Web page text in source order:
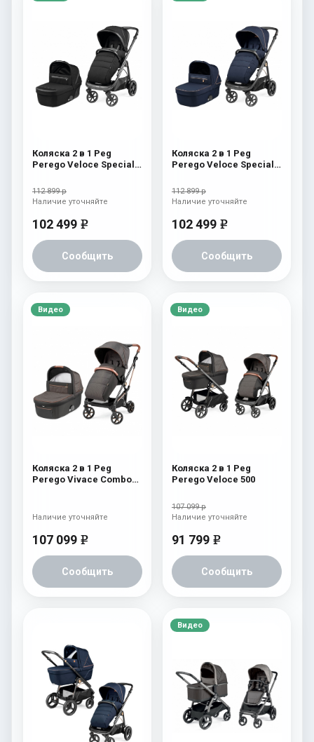
Коляска 2 в 1 Peg
Perego Veloce Special
112 899 р
102 499 e
Сообщить
Наличие уточняйте
Коляска 2 в 1 Peg
Perego Veloce Special
112 899 р
102 499 e
Сообщить
Наличие уточняйте
Видео
Коляска 2 в 1 Peg
Perego Vivace Combo
107 099 e
Сообщить
Наличие уточняйте
Видео
Коляска 2 в 1 Peg
Perego Veloce 500
107 099 р
91 799 e
Сообщить
Наличие уточняйте
Видео